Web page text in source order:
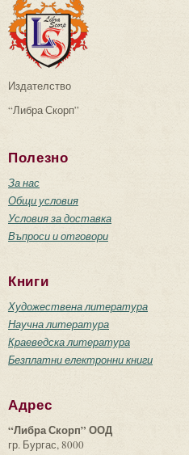
Издателство
“Либра Скорп”
Полезно
За нас
Общи условия
Условия за доставка
Въпроси и отговори
Книги
Художествена литература
Научна литература
Краеведска литература
Безплатни електронни книги
Адрес
“Либра Скорп” ООД
гр. Бургас, 8000